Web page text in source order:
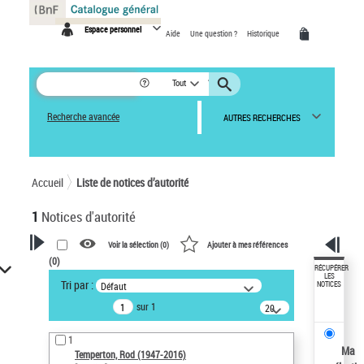
Espace personnel Aide Une question ? Historique
Tout
Recherche avancée AUTRES RECHERCHES
Accueil Liste de notices d’autorité
1 Notices d'autorité
VOTRE RECHERCHE
Recherche avancée dans les
notices d’autorité
Œuvres liées à l'auteur :
Temperton, Rod (1947-2016)
Voir la sélection (0) Ajouter à mes références
(0)
Tri par : Défaut
sur 1
20
résultats/page
1
Temperton, Rod (1947-2016)
RÉCUPÉRER
LES
NOTICES
Ma
Panneau de gestion des cookies